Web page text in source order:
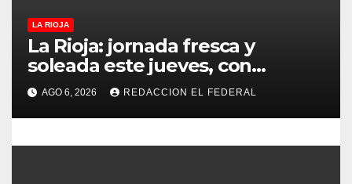
a
s
LA RIOJA
La Rioja: jornada fresca y
soleada este jueves, con
temperaturas estables para el
viernes
AGO 6, 2026 REDACCION EL FEDERAL